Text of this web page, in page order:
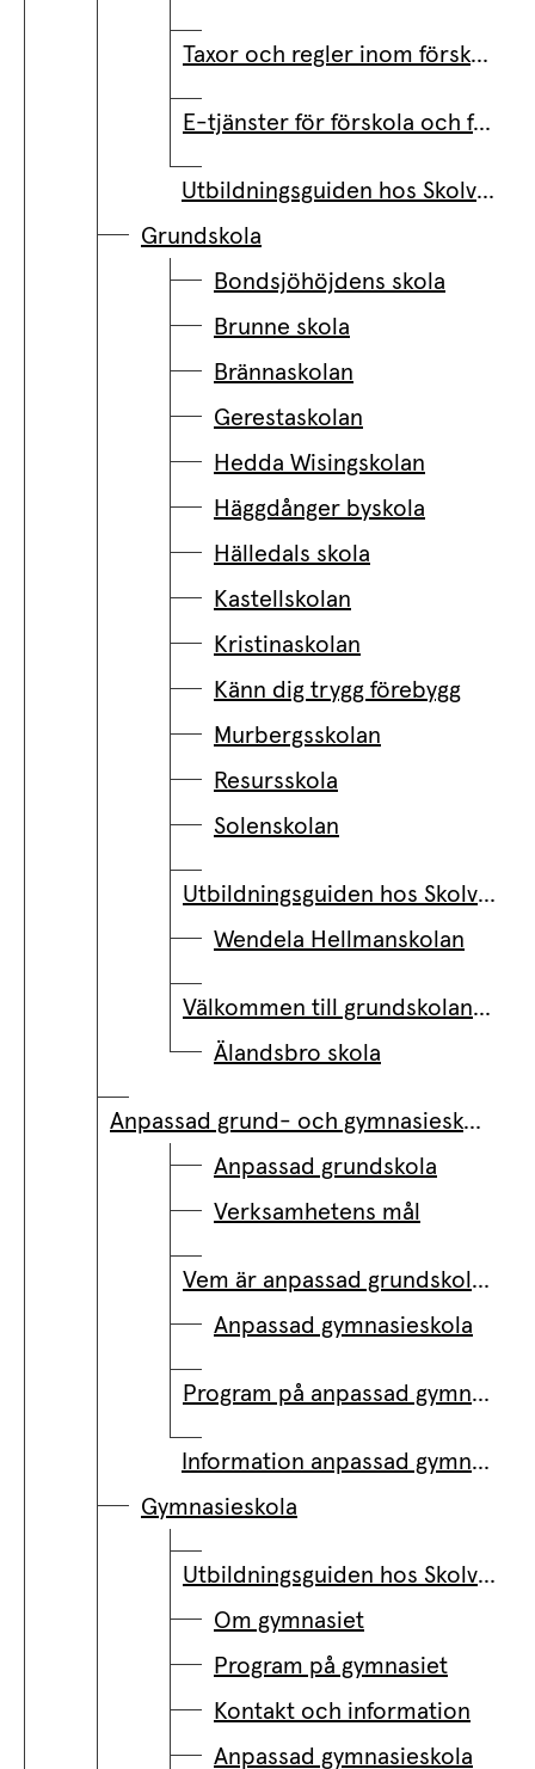
Taxor och regler inom förskola och barnomsorg
E-tjänster för förskola och fritidshem
Utbildningsguiden hos Skolverket.se
Grundskola
Bondsjöhöjdens skola
Brunne skola
Brännaskolan
Gerestaskolan
Hedda Wisingskolan
Häggdånger byskola
Hälledals skola
Kastellskolan
Kristinaskolan
Känn dig trygg förebygg
Murbergsskolan
Resursskola
Solenskolan
Utbildningsguiden hos Skolverket.se
Wendela Hellmanskolan
Välkommen till grundskolan- information på olika språk
Älandsbro skola
Anpassad grund- och gymnasieskola
Anpassad grundskola
Verksamhetens mål
Vem är anpassad grundskola till för?
Anpassad gymnasieskola
Program på anpassad gymnasieskola
Information anpassad gymnasieskola
Gymnasieskola
Utbildningsguiden hos Skolverket.se
Om gymnasiet
Program på gymnasiet
Kontakt och information
Anpassad gymnasieskola